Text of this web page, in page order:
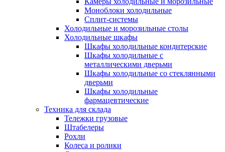
Моноблоки холодильные
Сплит-системы
Холодильные и морозильные столы
Холодильные шкафы
Шкафы холодильные кондитерские
Шкафы холодильные с
металлическими дверьми
Шкафы холодильные со стеклянными
дверьми
Шкафы холодильные
фармацевтические
Техника для склада
Тележки грузовые
Штабелеры
Рохли
Колеса и ролики